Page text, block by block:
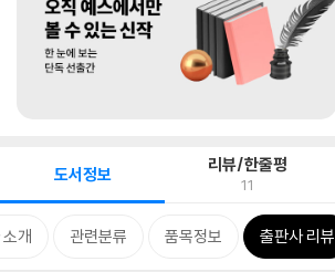
도서정보 리뷰/한줄평
11
개 관련분류 품목정보 출판사 리뷰